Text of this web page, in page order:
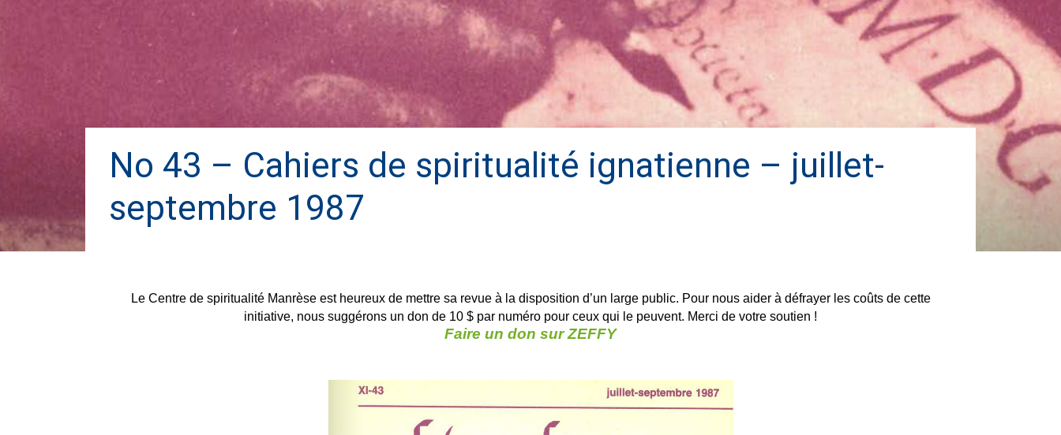
No 43 – Cahiers de spiritualité ignatienne – juillet-
septembre 1987
Le Centre de spiritualité Manrèse est heureux de mettre sa revue à la disposition d’un large public. Pour nous aider à défrayer les coûts de cette
initiative, nous suggérons un don de 10 $ par numéro pour ceux qui le peuvent. Merci de votre soutien !
Faire un don sur ZEFFY